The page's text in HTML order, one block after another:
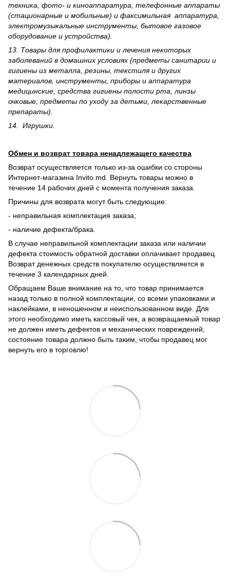
техника, фото- и киноаппаратура, телефонные аппараты
(стационарные и мобильные) и факсимильная аппаратура,
электрому­зыкальные инструменты, бытовое газовое
оборудование и устройства).
13. Товары для профилактики и лечения некоторых
заболеваний в домашних условиях (предметы санитарии и
гигиены из металла, резины, текстиля и других
материалов, инструменты, приборы и аппаратура
медицинские, средства гигиены полости рта, линзы
очковые, предметы по уходу за детьми, лекарственные
препараты).
14. Игрушки.
Обмен и возврат товара ненадлежащего качества
Возврат осуществляется только из-за ошибки со стороны
Интернет-магазина Invito.md. Вернуть товары можно в
течение 14 рабочих дней с момента получения заказа.
Причины для возврата могут быть следующие:
- неправильная комплектация заказа;
- наличие дефекта/брака.
В случае неправильной комплектации заказа или наличии
дефекта стоимость обратной доставки оплачивает продавец.
Возврат денежных средств покупателю осуществляется в
течение 3 календарных дней.
Обращаем Ваше внимание на то, что товар принимается
назад только в полной комплектации, со всеми упаковками и
наклейками, в неношенном и неиспользованном виде. Для
этого необходимо иметь кассовый чек, а возвращаемый товар
не должен иметь дефектов и механических повреждений,
состояние товара должно быть таким, чтобы продавец мог
вернуть его в торговлю!